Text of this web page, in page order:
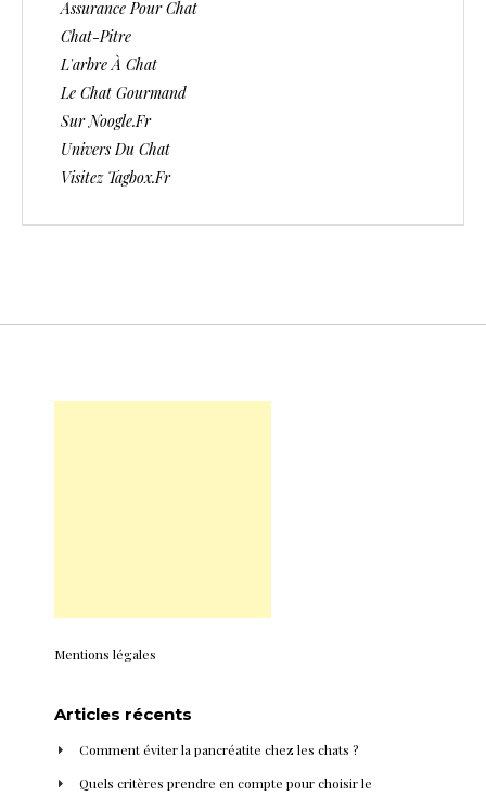
Assurance Pour Chat
Chat-Pitre
L'arbre À Chat
Le Chat Gourmand
Sur Noogle.fr
Univers Du Chat
Visitez Tagbox.fr
Mentions légales
Articles récents
Comment éviter la pancréatite chez les chats ?
Quels critères prendre en compte pour choisir le